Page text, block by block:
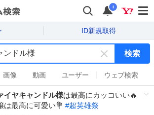
i
ID新規取得
キ
ー
ワ
ー
検索
画像 動画 ユーザー ウェブ検索
イヤキャンドル様は最高にカッコいい🔥
は最高に可愛い💐 #超英雄祭